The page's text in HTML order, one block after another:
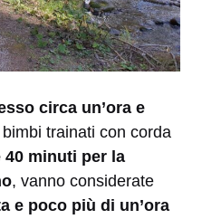
circa un’ora e
trainati con corda
40 minuti per la
, vanno considerate
e poco più di un’ora